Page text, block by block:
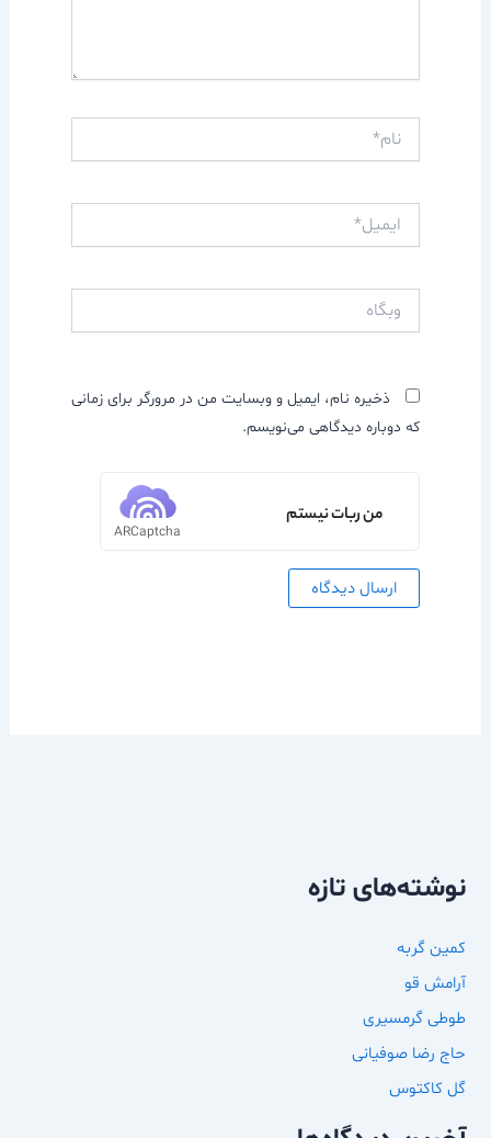
ذخیره نام، ایمیل و وبسایت من در مرورگر برای زمانی
که دوباره دیدگاهی می‌نویسم.
من ربات نیستم
ARCaptcha
نوشته‌های تازه
کمین گربه
آرامش قو
طوطی گرمسیری
حاج رضا صوفیانی
گل کاکتوس